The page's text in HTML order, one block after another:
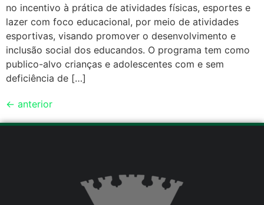
no incentivo à prática de atividades físicas, esportes e
lazer com foco educacional, por meio de atividades
esportivas, visando promover o desenvolvimento e
inclusão social dos educandos. O programa tem como
publico-alvo crianças e adolescentes com e sem
deficiência de […]
← anterior